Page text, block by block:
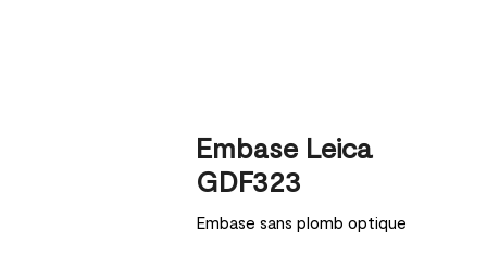
Embase Leica
GDF323
Embase sans plomb optique